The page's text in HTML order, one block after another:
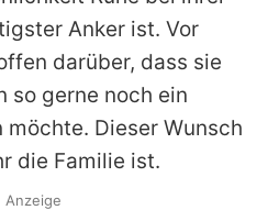
Anker ist. Vor
darüber, dass sie
so gerne noch ein
möchte. Dieser Wunsch
die Familie ist.
Anzeige